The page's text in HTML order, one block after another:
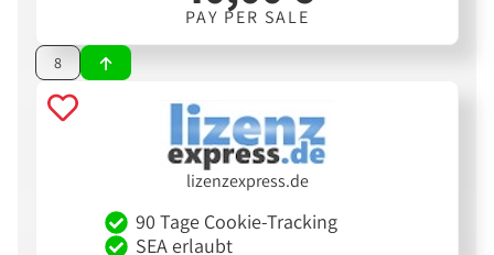
PAY PER SALE
8
lizenzexpress.de
90 Tage Cookie-Tracking
SEA erlaubt